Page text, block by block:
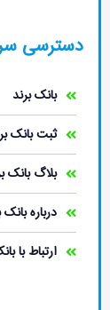
سریع
بانک برند
ثبت بانک برند
بلاگ بانک برند
درباره بانک برند
ارتباط با بانک برند